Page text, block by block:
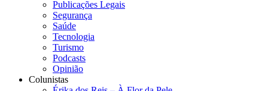
Publicações Legais
Segurança
Saúde
Tecnologia
Turismo
Podcasts
Opinião
Colunistas